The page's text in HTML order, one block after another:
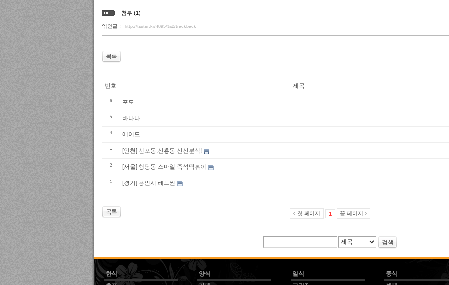
첨부 (1)
엮인글 : http://taster.kr/4895/3a2/trackback
목록
번호 제목
6 포도
5 바나나
4 에이드
» [인천] 신포동.신흥동 신신분식!
2 [서울] 행당동 스마일 즉석떡볶이
1 [경기] 용인시 레드썬
목록 첫 페이지 1 끝 페이지
검색
한식 양식 일식 중식